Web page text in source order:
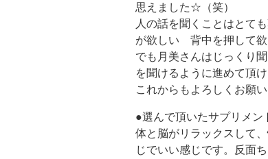
思えました☆（笑）
人の話を聞くことはとて
が欲しい 背中を押して
でも月美さんはじっくり
を聞けるように進めて頂
これからもよろしくお願い
●選んで頂いたサプリメン
体と脳がリラックスして
じでいい感じです。反面